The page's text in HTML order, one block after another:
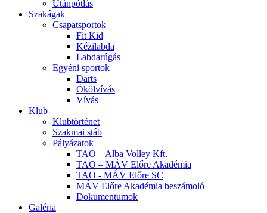
Utánpótlás
Szakágak
Csapatsportok
Fit Kid
Kézilabda
Labdarúgás
Egyéni sportok
Darts
Ökölvívás
Vívás
Klub
Klubtörténet
Szakmai stáb
Pályázatok
TAO – Alba Volley Kft.
TAO – MÁV Előre Akadémia
TAO - MÁV Előre SC
MÁV Előre Akadémia beszámoló
Dokumentumok
Galéria